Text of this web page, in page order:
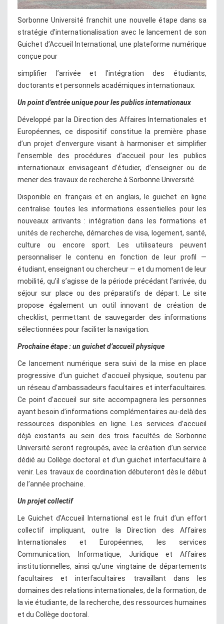
Sorbonne Université franchit une nouvelle étape dans sa
stratégie d’internationalisation avec le lancement de son
Guichet d’Accueil International, une plateforme numérique
conçue pour
simplifier l’arrivée et l’intégration des étudiants,
doctorants et personnels académiques internationaux.
Un point d’entrée unique pour les publics internationaux
Développé par la Direction des Affaires Internationales et
Européennes, ce dispositif constitue la première phase
d’un projet d’envergure visant à harmoniser et simplifier
l’ensemble des procédures d’accueil pour les publics
internationaux envisageant d’étudier, d’enseigner ou de
mener des travaux de recherche à Sorbonne Université.
Disponible en français et en anglais, le guichet en ligne
centralise toutes les informations essentielles pour les
nouveaux arrivants : intégration dans les formations et
unités de recherche, démarches de visa, logement, santé,
culture ou encore sport. Les utilisateurs peuvent
personnaliser le contenu en fonction de leur profil —
étudiant, enseignant ou chercheur — et du moment de leur
mobilité, qu’il s’agisse de la période précédant l’arrivée, du
séjour sur place ou des préparatifs de départ. Le site
propose également un outil innovant de création de
checklist, permettant de sauvegarder des informations
sélectionnées pour faciliter la navigation.
Prochaine étape : un guichet d’accueil physique
Ce lancement numérique sera suivi de la mise en place
progressive d’un guichet d’accueil physique, soutenu par
un réseau d’ambassadeurs facultaires et interfacultaires.
Ce point d’accueil sur site accompagnera les personnes
ayant besoin d’informations complémentaires au-delà des
ressources disponibles en ligne. Les services d’accueil
déjà existants au sein des trois facultés de Sorbonne
Université seront regroupés, avec la création d’un service
dédié au Collège doctoral et d’un guichet interfacultaire à
venir. Les travaux de coordination débuteront dès le début
de l’année prochaine.
Un projet collectif
Le Guichet d’Accueil International est le fruit d’un effort
collectif impliquant, outre la Direction des Affaires
Internationales et Européennes, les services
Communication, Informatique, Juridique et Affaires
institutionnelles, ainsi qu’une vingtaine de départements
facultaires et interfacultaires travaillant dans les
domaines des relations internationales, de la formation, de
la vie étudiante, de la recherche, des ressources humaines
et du Collège doctoral.